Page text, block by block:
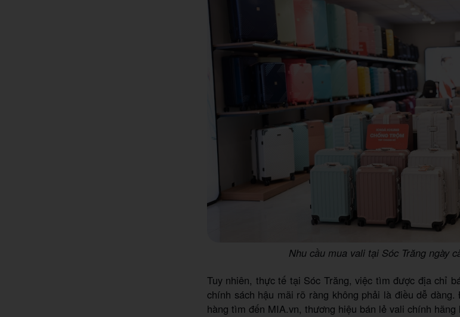
Nhu cầu mua vali tại Sóc Trăng ngày
Tuy nhiên, thực tế tại Sóc Trăng, việc tìm được địa chỉ
chính sách hậu mãi rõ ràng không phải là điều dễ
hàng tìm đến MIA.vn, thương hiệu bán lẻ vali chính hãng